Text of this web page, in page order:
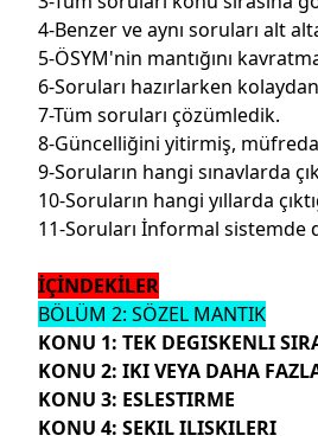
4-Benzer ve aynı soruları alt
5-ÖSYM'nin mantığını
6-Soruları hazırlarken
7-Tüm soruları çözümledik.
8-Güncelliğini yitirmiş,
9-Soruların hangi sınavlarda
10-Soruların hangi yıllarda
11-Soruları İnformal sistemde
İÇİNDEKİLER
BÖLÜM 2: SÖZEL MANTIK
KONU 1: TEK DEGISKENLI
KONU 2: IKI VEYA DAHA
KONU 3: ESLESTIRME
KONU 4: SEKIL ILISKILERI